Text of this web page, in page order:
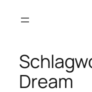
Inhalt
Dream